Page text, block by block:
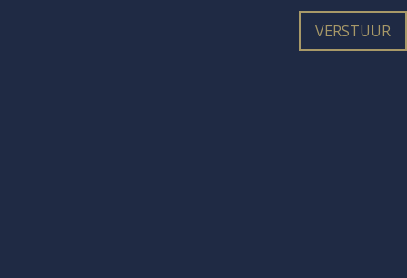
VERSTUUR